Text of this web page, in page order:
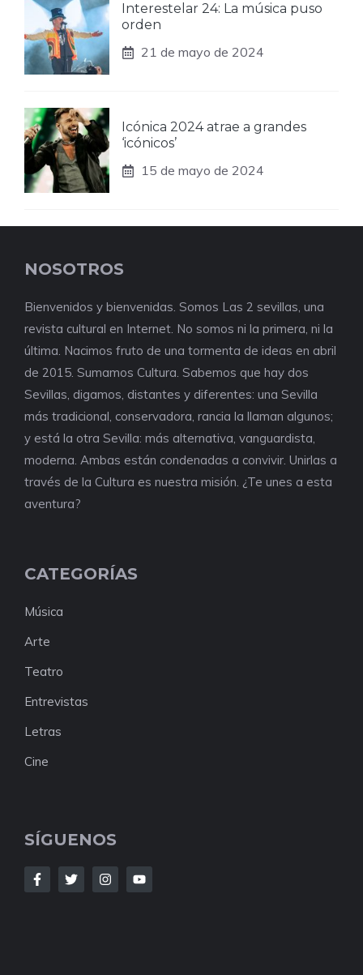
Interestelar 24: La música puso
orden
21 de mayo de 2024
Icónica 2024 atrae a grandes
‘icónicos’
15 de mayo de 2024
NOSOTROS
Bienvenidos y bienvenidas. Somos Las 2 sevillas, una
revista cultural en Internet. No somos ni la primera, ni la
última. Nacimos fruto de una tormenta de ideas en abril
de 2015. Sumamos Cultura. Sabemos que hay dos
Sevillas, digamos, distantes y diferentes: una Sevilla
más tradicional, conservadora, rancia la llaman algunos;
y está la otra Sevilla: más alternativa, vanguardista,
moderna. Ambas están condenadas a convivir. Unirlas a
través de la Cultura es nuestra misión. ¿Te unes a esta
aventura?
CATEGORÍAS
Música
Arte
Teatro
Entrevistas
Letras
Cine
SÍGUENOS